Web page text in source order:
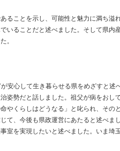
ることを示し、可能性と魅力に満ち
いることだと述べました。そして県内
。
安心して生き暮らせる県をめざすと
姿勢だと話しました。祖父が病をお
やくらしはどうなる」と叱られ、その
て、今後も県政運営にあたると述べ
室を実現したいと述べました。いま